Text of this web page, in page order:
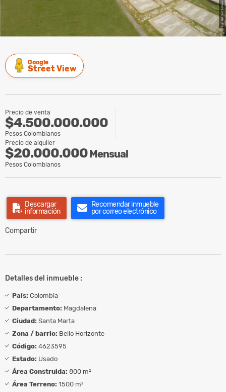
Google
Street View
Precio de venta
$4.500.000.000
Pesos Colombianos
Precio de alquiler
$20.000.000Mensual
Pesos Colombianos
Descargar
información
Recomendar inmueble
por correo electrónico
Compartir
Detalles del inmueble :
País: Colombia
Departamento: Magdalena
Ciudad: Santa Marta
Zona / barrio: Bello Horizonte
Código: 4623595
Estado: Usado
Área Construida: 800 m²
Área Terreno: 1500 m²